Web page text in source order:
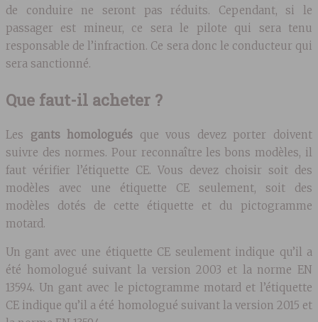
de conduire ne seront pas réduits. Cependant, si le
passager est mineur, ce sera le pilote qui sera tenu
responsable de l’infraction. Ce sera donc le conducteur qui
sera sanctionné.
Que faut-il acheter ?
Les gants homologués que vous devez porter doivent
suivre des normes. Pour reconnaître les bons modèles, il
faut vérifier l’étiquette CE. Vous devez choisir soit des
modèles avec une étiquette CE seulement, soit des
modèles dotés de cette étiquette et du pictogramme
motard.
Un gant avec une étiquette CE seulement indique qu’il a
été homologué suivant la version 2003 et la norme EN
13594. Un gant avec le pictogramme motard et l’étiquette
CE indique qu’il a été homologué suivant la version 2015 et